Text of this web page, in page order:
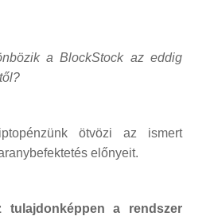
a BlockStock az eddig
ötvözi az ismert
előnyeit.
tulajdonképpen a rendszer